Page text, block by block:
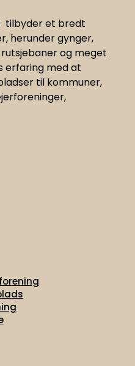
tilbyder et bredt
herunder gynger,
og meget
erfaring med at
til kommuner,